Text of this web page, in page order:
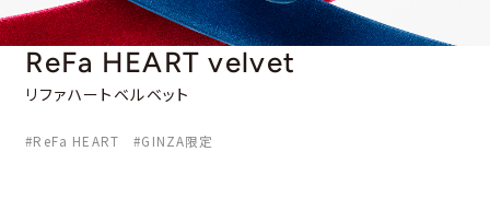
#ReFa HEART #GINZA限定
ReFa HEART velvet
リファハートベルベット